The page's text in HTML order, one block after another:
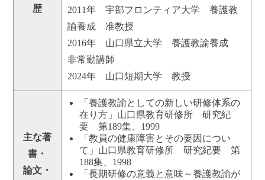
歴
2011年 宇部フロンティア大学 養護教
諭養成 准教授
2016年 山口県立大学 養護教諭養成
非常勤講師
2024年 山口短期大学 教授
主な著
書・
論文・
「養護教諭としての新しい研修体系の
在り方」山口県教育研修所 研究紀
要 第189集、1999
「教員の健康障害とその要因につい
て」山口県教育研修所 研究紀要 第
188集、1998
「長期研修の意義と意味～養護教諭が